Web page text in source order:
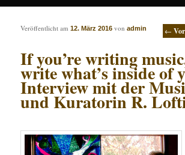
Artikelnavigation ←
If you’re writing
write what’s inside of
Interview mit der
und Kuratorin R.
Veröffentlicht am12. März 2016 vonadmin